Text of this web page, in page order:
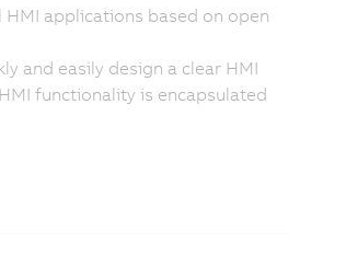
applications based on open
and easily design a clear HMI
functionality is encapsulated